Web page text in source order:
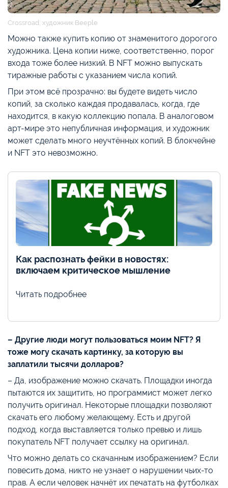
Crossroad, художник Beeple
Можно также купить копию от знаменитого дорогого
художника. Цена копии ниже, соответственно, порог
входа тоже более низкий. В NFT можно выпускать
тиражные работы с указанием числа копий.
При этом всё прозрачно: вы будете видеть число
копий, за сколько каждая продавалась, когда, где
находится, в какую коллекцию попала. В аналоговом
арт-мире это непубличная информация, и художник
может сделать много неучтённых копий. В блокчейне
и NFT это невозможно.
Как распознать фейки в новостях:
включаем критическое мышление
Читать подробнее
– Другие люди могут пользоваться моим NFT? Я
тоже могу скачать картинку, за которую вы
заплатили тысячи долларов?
– Да, изображение можно скачать. Площадки иногда
пытаются их защитить, но программист может легко
получить оригинал. Некоторые площадки позволяют
скачать его любому желающему. Есть и другой
подход, когда выставляется только превью и лишь
покупатель NFT получает ссылку на оригинал.
Что можно делать со скачанным изображением? Если
повесить дома, никто не узнает о нарушении чьих-то
прав. А если человек начнёт их печатать на футболках